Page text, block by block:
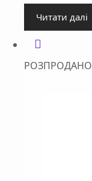
Читати далі
РОЗПРОДАНО